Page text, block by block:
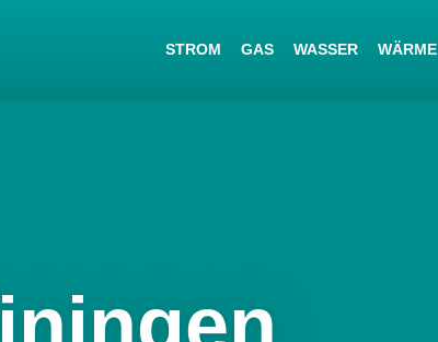
STROM GAS WASSER WÄRME